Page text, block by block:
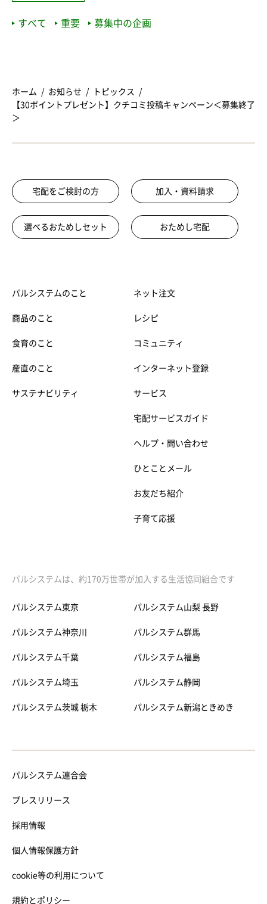
すべて 重要 募集中の企画
ホーム お知らせ
トピックス
【30ポイントプレゼント】クチコミ投稿キャンペーン＜募集終了
＞
宅配をご検討の方 加入・資料請求
選べるおためしセット おためし宅配
パルシステムのこと
商品のこと
食育のこと
産直のこと
サステナビリティ
ネット注文
レシピ
コミュニティ
インターネット登録
サービス
宅配サービスガイド
ヘルプ・問い合わせ
ひとことメール
お友だち紹介
子育て応援
パルシステムは、約170万世帯が加入する生活協同組合です
パルシステム東京
パルシステム神奈川
パルシステム千葉
パルシステム埼玉
パルシステム茨城 栃木
パルシステム山梨 長野
パルシステム群馬
パルシステム福島
パルシステム静岡
パルシステム新潟ときめき
パルシステム連合会
プレスリリース
採用情報
個人情報保護方針
cookie等の利用について
規約とポリシー